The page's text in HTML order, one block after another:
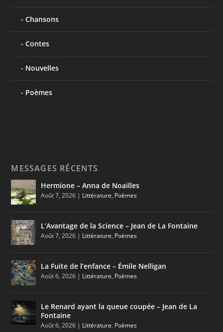
Chansons
Contes
Nouvelles
Poèmes
MESSAGES RÉCENTS
Hermione – Anna de Noailles
Août 7, 2026 | Littérature, Poèmes
L’Avantage de la Science – Jean de La Fontaine
Août 7, 2026 | Littérature, Poèmes
La Fuite de l’enfance – Émile Nelligan
Août 6, 2026 | Littérature, Poèmes
Le Renard ayant la queue coupée – Jean de La
Fontaine
Août 6, 2026 | Littérature, Poèmes